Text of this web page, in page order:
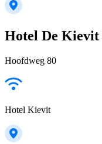
Hotel De Kievit
Hoofdweg 80
Hotel Kievit